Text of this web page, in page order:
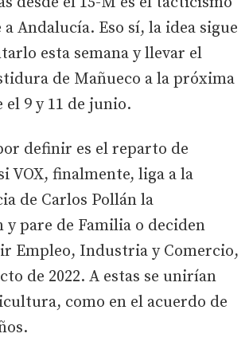
Andalucía. Eso sí, la idea sigue
esta semana y llevar el
de Mañueco a la próxima
el 9 y 11 de junio.
definir es el reparto de
VOX, finalmente, liga a la
de Carlos Pollán la
y pare de Familia o deciden
Empleo, Industria y Comercio,
de 2022. A estas se unirían
como en el acuerdo de